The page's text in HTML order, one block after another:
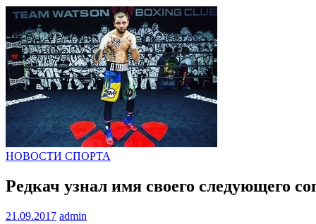
НОВОСТИ СПОРТА
Редкач узнал имя своего следующего
21.09.2017 admin